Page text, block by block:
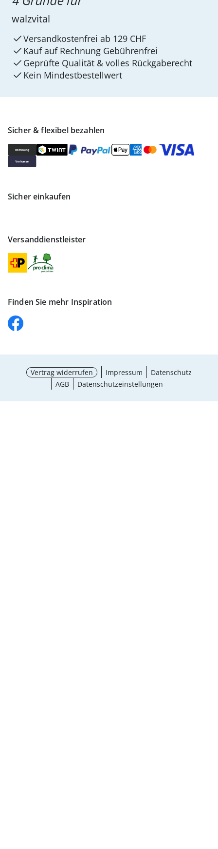
Sicher & flexibel bezahlen
Sicher einkaufen
Versanddienstleister
Finden Sie mehr Inspiration
walzvital
Versandkostenfrei ab 129 CHF
Kauf auf Rechnung Gebührenfrei
Geprüfte Qualität & volles Rückgaberecht
Kein Mindest­bestellwert
Vertrag widerrufen Impressum
Datenschutz
AGB
Datenschutzeinstellungen